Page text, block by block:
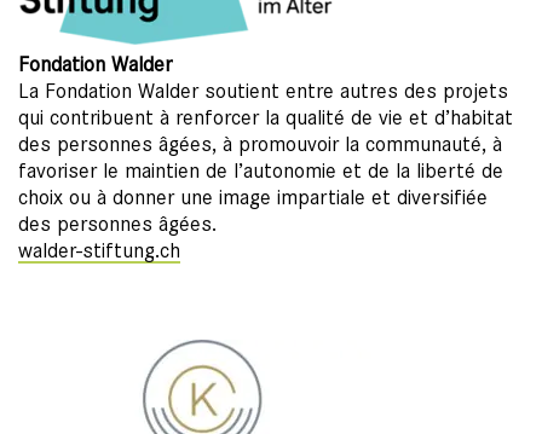
Fondation Walder
La Fondation Walder soutient entre autres des projets
qui contribuent à renforcer la qualité de vie et d’habitat
des personnes âgées, à promouvoir la communauté, à
favoriser le maintien de l’autonomie et de la liberté de
choix ou à donner une image impartiale et diversifiée
des personnes âgées.
walder-stiftung.ch